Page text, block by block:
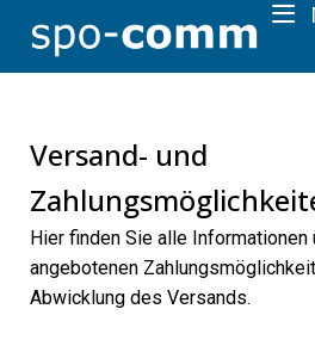
Versand- und
Hier finden Sie alle Informationen
angebotenen
Abwicklung des Versands.